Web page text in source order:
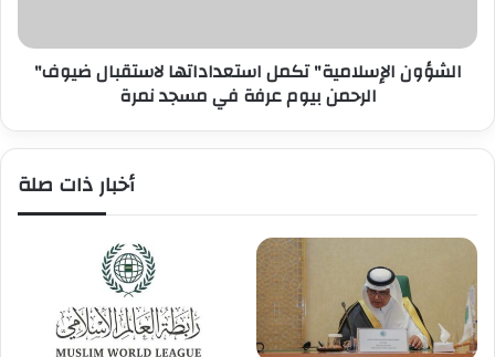
خ
ي
ا
ل
ل
ا
ي
ة
"الشؤون الإسلامية" تكمل استعداداتها لاستقبال ضيوف
الرحمن بيوم عرفة في مسجد نمرة
أخبار ذات صلة